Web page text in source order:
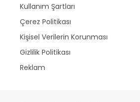
Kullanım Şartları
Çerez Politikası
Kişisel Verilerin Korunması
Gizlilik Politikası
Reklam